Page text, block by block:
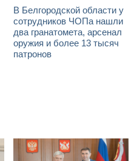
В Белгородской области у
сотрудников ЧОПа нашли
два гранатомета, арсенал
оружия и более 13 тысяч
патронов